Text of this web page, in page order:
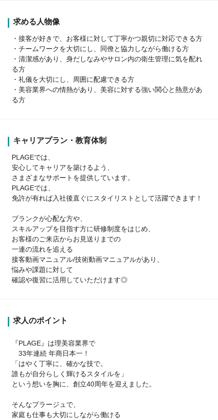
求める人物像
・接客が好きで、お客様に対して丁寧かつ親切に対応できる方
・チームワークを大切にし、同僚と協力しながら働ける方
・清潔感があり、身だしなみやサロン内の衛生管理に気を配れ
る方
・礼儀を大切にし、周囲に配慮できる方
・美容業界への情熱があり、美容に対する強い関心と熱意があ
る方
キャリアプラン・教育体制
PLAGEでは、
安心してキャリアを築けるよう、
さまざまなサポートを提供しています。
PLAGEでは、
免許が有れば入社後直ぐにスタイリストとして活躍できます！
ブランクが心配な方や、
スキルアップを目指す方に研修制度をはじめ、
お客様のご来店からお見送りまでの
一連の流れを追える
接客動画マニュアル/技術動画マニュアルがあり、
悩みや課題に対して
確認や復習に活用していただけます◎
求人のポイント
『PLAGE』は理美容業界で
33年連続 年商日本一！
「はやく丁寧に、確かな技で。
誰もが自分らしく輝けるスタイルを」
という想いを胸に、創立40周年を迎えました。
そんなプラージュで、
家庭も仕事も大切にしながら働ける